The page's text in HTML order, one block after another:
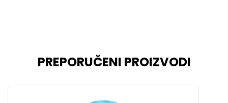
PREPORUČENI PROIZVODI